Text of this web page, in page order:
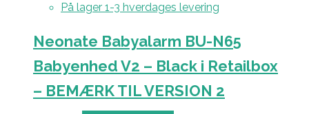
På lager 1-3 hverdages levering
Neonate Babyalarm BU-N65
Babyenhed V2 – Black i Retailbox
– BEMÆRK TIL VERSION 2